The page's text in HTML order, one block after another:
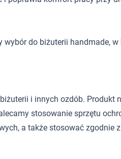
wybór do biżuterii handmade,
i innych ozdób.
stosowanie sprzętu
a także stosować zgodnie